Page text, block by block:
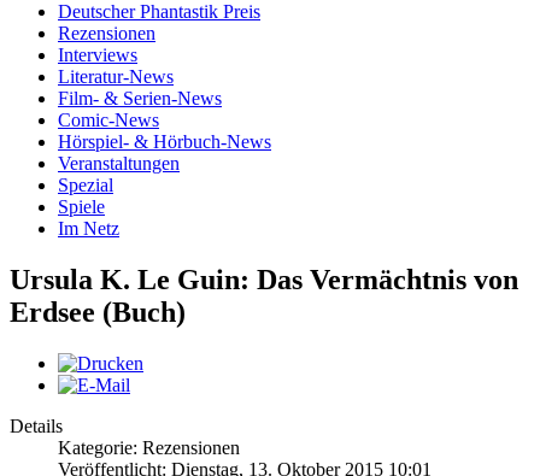
Deutscher Phantastik Preis
Rezensionen
Interviews
Literatur-News
Film- & Serien-News
Comic-News
Hörspiel- & Hörbuch-News
Veranstaltungen
Spezial
Spiele
Im Netz
Ursula K. Le Guin: Das Vermächtnis von
Erdsee (Buch)
Details
Kategorie: Rezensionen
Veröffentlicht: Dienstag, 13. Oktober 2015 10:01